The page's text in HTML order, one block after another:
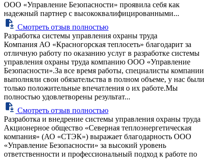
ООО «Управление Безопасности» проявила себя как
надежный партнер с высококвалифицированными...
Смотреть отзыв полностью
Разработка системы управления охраны труда
Компания АО «Красногорская теплосеть» благодарит за
отличную работу по оказанию услуг в разработке системы
управления охраны труда компанию ООО «Управление
Безопасности».За все время работы, специалисты компании
выполняли свои обязательства в полном объеме, у нас были
только положительные впечатления о их работе.Мы
полностью удовлетворены результат...
Смотреть отзыв полностью
Разработка и внедрение системы управления охраны труда
Акционерное общество «Северная теплоэнергетическая
компания» (АО «СТЭК») выражает благодарность ООО
«Управление Безопасности» за высокий уровень
ответственности и профессиональный подход к работе по